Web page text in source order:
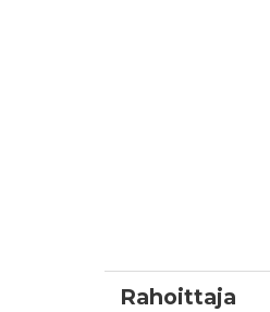
Rahoittaja